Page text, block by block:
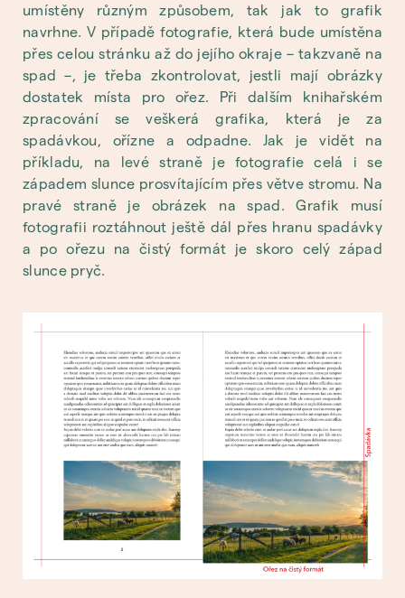
umístěny různým způsobem, tak jak to grafik
navrhne. V případě fotografie, která bude umístěna
přes celou stránku až do jejího okraje – takzvaně na
spad –, je třeba zkontrolovat, jestli mají obrázky
dostatek místa pro ořez. Při dalším knihařském
zpracování se veškerá grafika, která je za
spadávkou, ořízne a odpadne. Jak je vidět na
příkladu, na levé straně je fotografie celá i se
západem slunce prosvítajícím přes větve stromu. Na
pravé straně je obrázek na spad. Grafik musí
fotografii roztáhnout ještě dál přes hranu spadávky
a po ořezu na čistý formát je skoro celý západ
slunce pryč.